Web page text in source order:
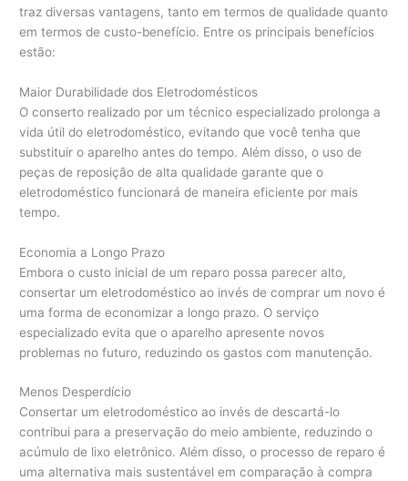
traz diversas vantagens, tanto em termos de qualidade quanto
em termos de custo-benefício. Entre os principais benefícios
estão:
Maior Durabilidade dos Eletrodomésticos
O conserto realizado por um técnico especializado prolonga a
vida útil do eletrodoméstico, evitando que você tenha que
substituir o aparelho antes do tempo. Além disso, o uso de
peças de reposição de alta qualidade garante que o
eletrodoméstico funcionará de maneira eficiente por mais
tempo.
Economia a Longo Prazo
Embora o custo inicial de um reparo possa parecer alto,
consertar um eletrodoméstico ao invés de comprar um novo é
uma forma de economizar a longo prazo. O serviço
especializado evita que o aparelho apresente novos
problemas no futuro, reduzindo os gastos com manutenção.
Menos Desperdício
Consertar um eletrodoméstico ao invés de descartá-lo
contribui para a preservação do meio ambiente, reduzindo o
acúmulo de lixo eletrônico. Além disso, o processo de reparo é
uma alternativa mais sustentável em comparação à compra